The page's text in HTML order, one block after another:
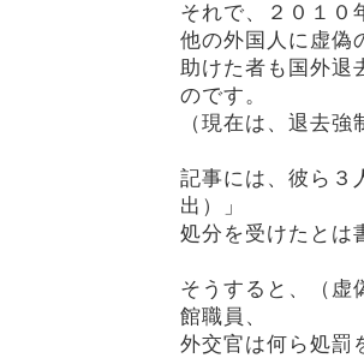
それで、２０１０
他の外国人に虚偽
助けた者も国外退
のです。
（現在は、退去
記事には、彼ら３
出）」
処分を受けたとは
そうすると、（虚
館職員、
外交官は何ら処罰